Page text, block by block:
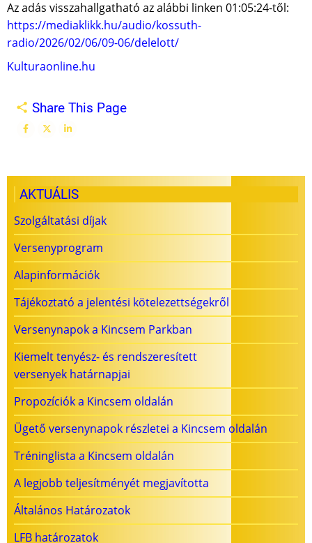
Az adás visszahallgatható az alábbi linken 01:05:24-től:
https://mediaklikk.hu/audio/kossuth-
radio/2026/02/06/09-06/delelott/
Kulturaonline.hu
Share This Page
AKTUÁLIS
Szolgáltatási díjak
Versenyprogram
Alapinformációk
Tájékoztató a jelentési kötelezettségekről
Versenynapok a Kincsem Parkban
Kiemelt tenyész- és rendszeresített
versenyek határnapjai
Propozíciók a Kincsem oldalán
Ügető versenynapok részletei a Kincsem oldalán
Tréninglista a Kincsem oldalán
A legjobb teljesítményét megjavította
Általános Határozatok
LFB határozatok